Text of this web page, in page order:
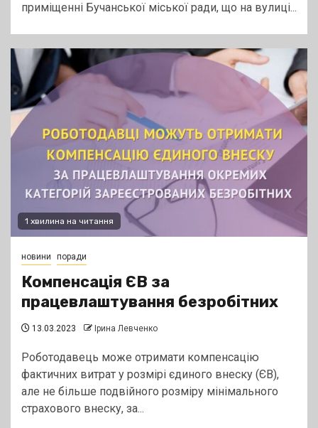
приміщенні Бучанської міської ради, що на вулиці...
1 хвилина на читання
новини поради
Компенсація ЄВ за
працевлаштування безробітних
13.03.2023 Ірина Левченко
Роботодавець може отримати компенсацію
фактичних витрат у розмірі єдиного внеску (ЄВ),
але не більше подвійного розміру мінімального
страхового внеску, за...